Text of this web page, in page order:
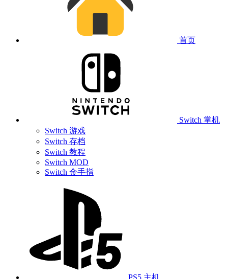
首页
Switch 掌机
Switch 游戏
Switch 存档
Switch 教程
Switch MOD
Switch 金手指